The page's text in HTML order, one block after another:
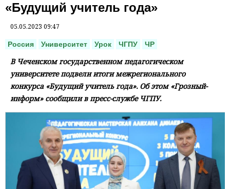
«Будущий учитель года»
05.05.2023 09:47
Россия Университет Урок ЧГПУ ЧР
В Чеченском государственном педагогическом
университете подвели итоги межрегионального
конкурса «Будущий учитель года». Об этом «Грозный-
информ» сообщили в пресс-службе ЧГПУ.